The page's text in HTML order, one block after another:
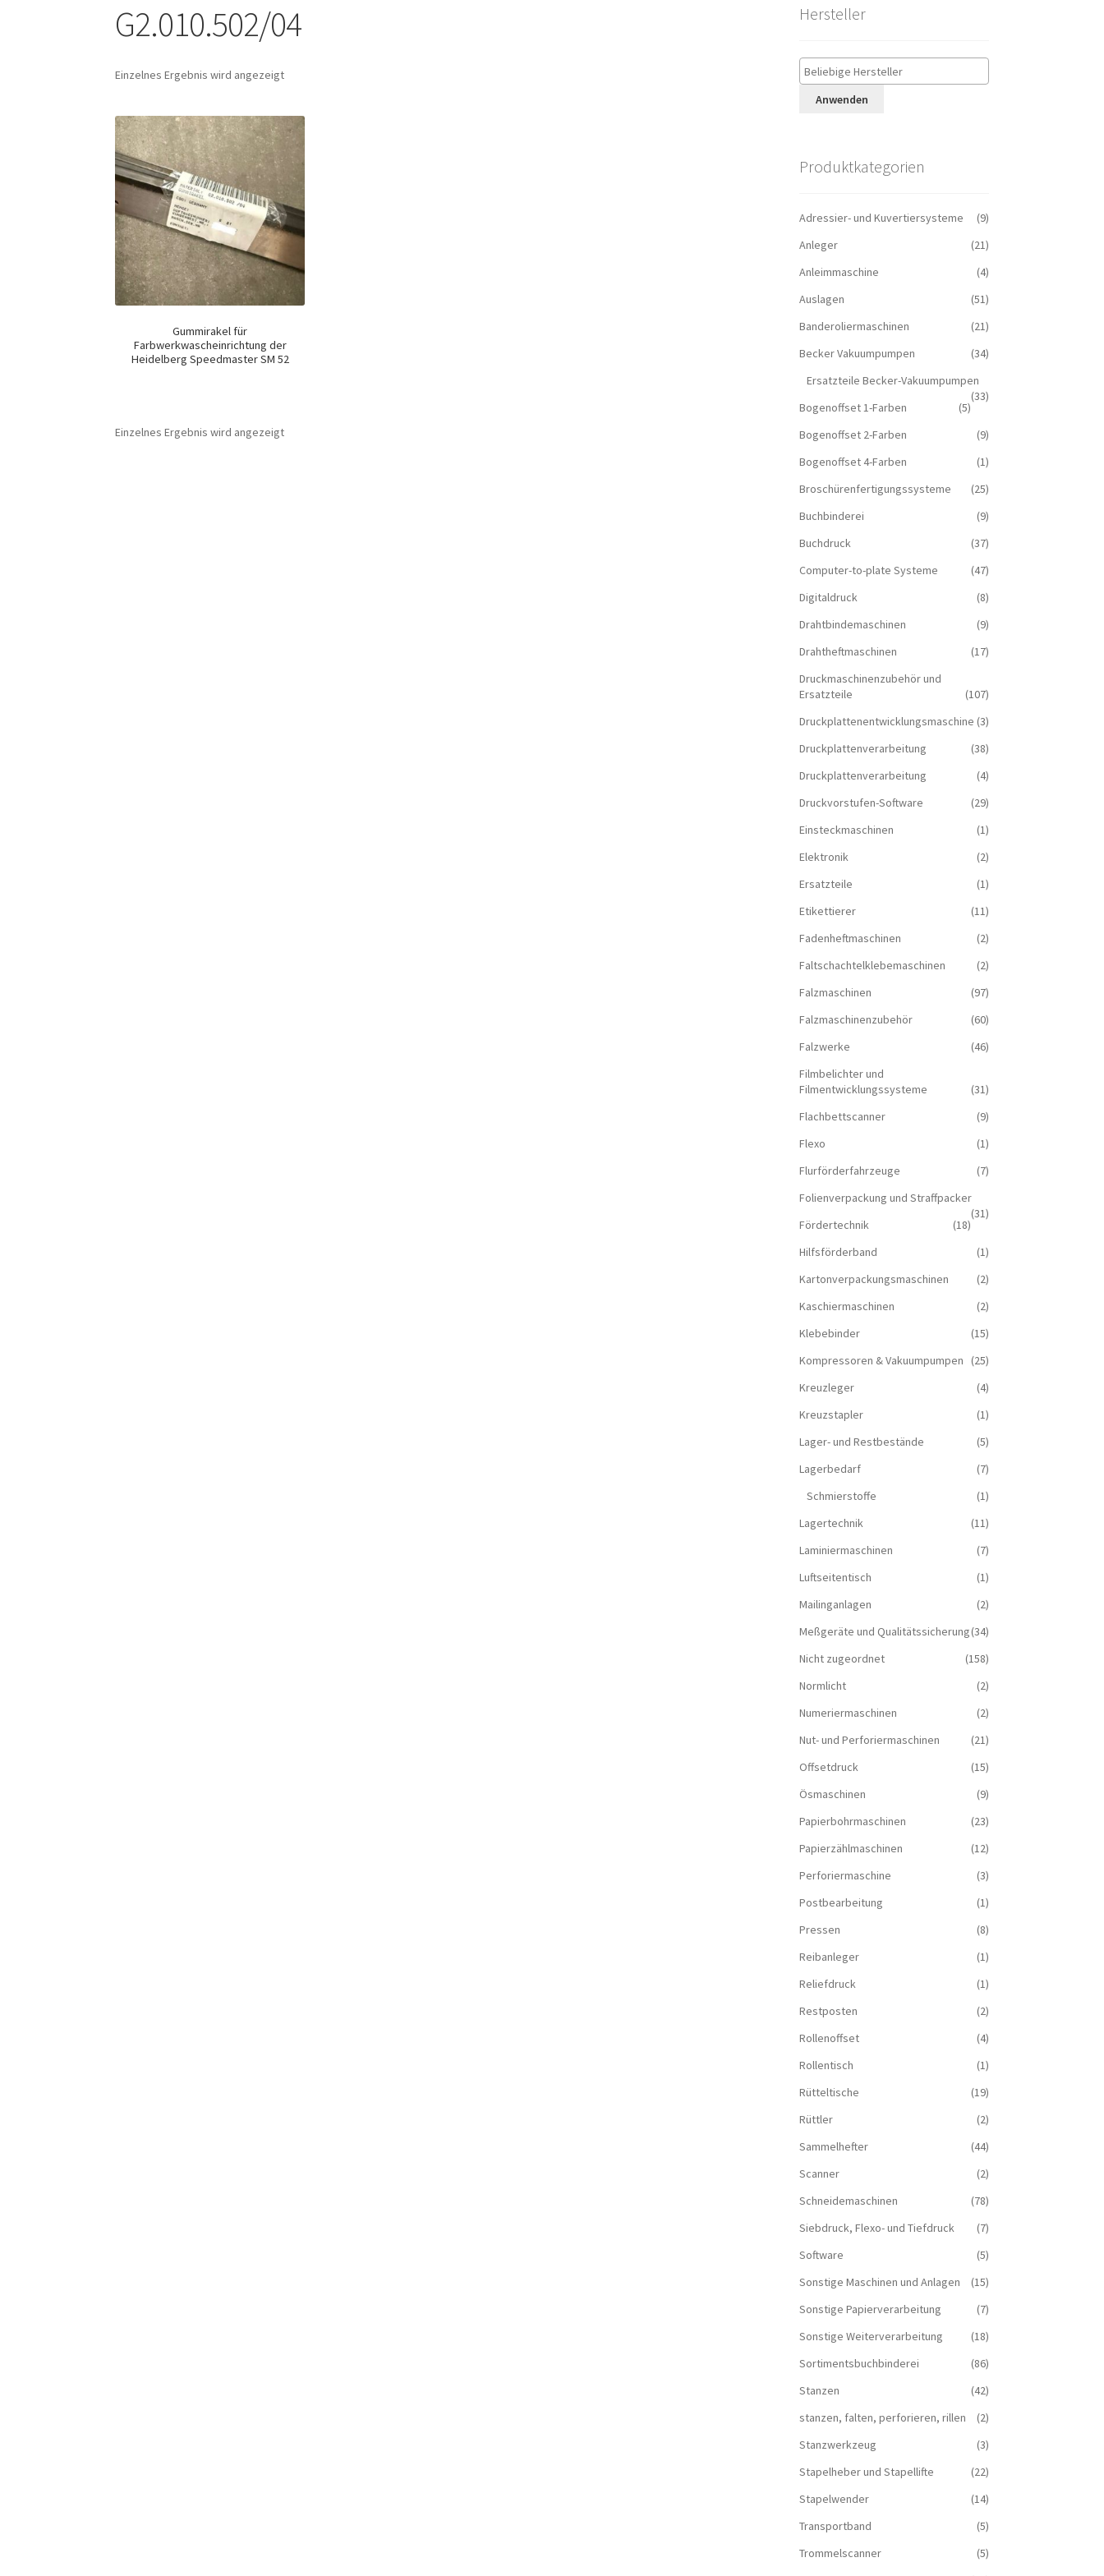
G2.010.502/04
Einzelnes Ergebnis wird angezeigt
Gummirakel für
Farbwerkwascheinrichtung der
Heidelberg Speedmaster SM 52
Einzelnes Ergebnis wird angezeigt
Hersteller
Anwenden
Produktkategorien
Adressier- und Kuvertiersysteme
(9)
Anleger
(21)
Anleimmaschine
(4)
Auslagen
(51)
Banderoliermaschinen
(21)
Becker Vakuumpumpen
(34)
Ersatzteile Becker-Vakuumpumpen
(33)
Bogenoffset 1-Farben
(5)
Bogenoffset 2-Farben
(9)
Bogenoffset 4-Farben
(1)
Broschürenfertigungssysteme
(25)
Buchbinderei
(9)
Buchdruck
(37)
Computer-to-plate Systeme
(47)
Digitaldruck
(8)
Drahtbindemaschinen
(9)
Drahtheftmaschinen
(17)
Druckmaschinenzubehör und
Ersatzteile
(107)
Druckplattenentwicklungsmaschine (3)
Druckplattenverarbeitung
(38)
Druckplattenverarbeitung
(4)
Druckvorstufen-Software
(29)
Einsteckmaschinen
(1)
Elektronik
(2)
Ersatzteile
(1)
Etikettierer
(11)
Fadenheftmaschinen
(2)
Faltschachtelklebemaschinen
(2)
Falzmaschinen
(97)
Falzmaschinenzubehör
(60)
Falzwerke
(46)
Filmbelichter und
Filmentwicklungssysteme
(31)
Flachbettscanner
(9)
Flexo
(1)
Flurförderfahrzeuge
(7)
Folienverpackung und Straffpacker
(31)
Fördertechnik
(18)
Hilfsförderband
(1)
Kartonverpackungsmaschinen
(2)
Kaschiermaschinen
(2)
Klebebinder
(15)
Kompressoren & Vakuum­pumpen
(25)
Kreuzleger
(4)
Kreuzstapler
(1)
Lager- und Restbestände
(5)
Lagerbedarf
(7)
Schmierstoffe
(1)
Lagertechnik
(11)
Laminiermaschinen
(7)
Luftseitentisch
(1)
Mailinganlagen
(2)
Meßgeräte und Qualitätssicherung(34)
Nicht zugeordnet
(158)
Normlicht
(2)
Numeriermaschinen
(2)
Nut- und Perforiermaschinen
(21)
Offsetdruck
(15)
Ösmaschinen
(9)
Papierbohrmaschinen
(23)
Papierzählmaschinen
(12)
Perforiermaschine
(3)
Postbearbeitung
(1)
Pressen
(8)
Reibanleger
(1)
Reliefdruck
(1)
Restposten
(2)
Rollenoffset
(4)
Rollentisch
(1)
Rütteltische
(19)
Rüttler
(2)
Sammelhefter
(44)
Scanner
(2)
Schneidemaschinen
(78)
Siebdruck, Flexo- und Tiefdruck
(7)
Software
(5)
Sonstige Maschinen und Anlagen
(15)
Sonstige Papierverarbeitung
(7)
Sonstige Weiterverarbeitung
(18)
Sortimentsbuchbinderei
(86)
Stanzen
(42)
stanzen, falten, perforieren, rillen
(2)
Stanzwerkzeug
(3)
Stapelheber und Stapellifte
(22)
Stapelwender
(14)
Transportband
(5)
Trommelscanner
(5)